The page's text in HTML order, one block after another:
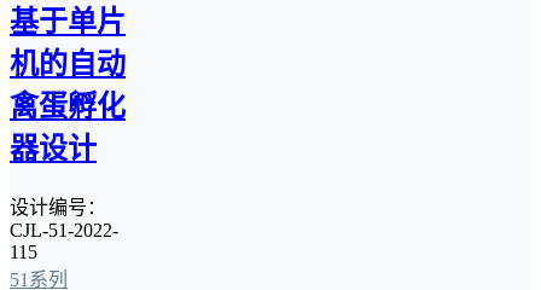
基于单片
机的自动
禽蛋孵化
器设计
设计编号：
CJL-51-2022-
115
51系列